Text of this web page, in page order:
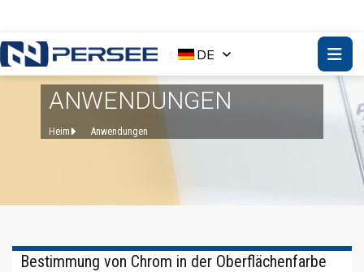
DE
ANWENDUNGEN
Heim Anwendungen
Bestimmung von Chrom in der Oberflächenfarbe